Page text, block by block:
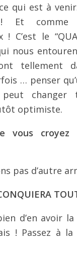
qui est à
! Et
! C’est le
nous
tellement
… penser
changer
optimiste.
vous croyez
pas d’autre
d’en avoir la
! Passez à